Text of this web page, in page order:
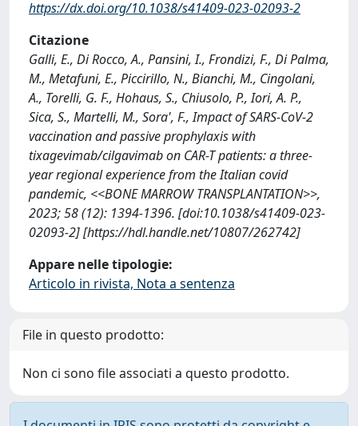
https://dx.doi.org/10.1038/s41409-023-02093-2
Citazione
Galli, E., Di Rocco, A., Pansini, I., Frondizi, F., Di Palma,
M., Metafuni, E., Piccirillo, N., Bianchi, M., Cingolani,
A., Torelli, G. F., Hohaus, S., Chiusolo, P., Iori, A. P.,
Sica, S., Martelli, M., Sora', F., Impact of SARS-CoV-2
vaccination and passive prophylaxis with
tixagevimab/cilgavimab on CAR-T patients: a three-
year regional experience from the Italian covid
pandemic, <<BONE MARROW TRANSPLANTATION>>,
2023; 58 (12): 1394-1396. [doi:10.1038/s41409-023-
02093-2] [https://hdl.handle.net/10807/262742]
Appare nelle tipologie:
Articolo in rivista, Nota a sentenza
File in questo prodotto:
Non ci sono file associati a questo prodotto.